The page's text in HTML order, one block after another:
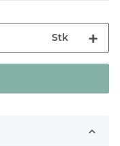
Stk